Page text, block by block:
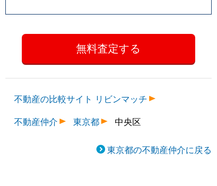
不動産の比較サイト リビンマッチ
不動産仲介
東京都 中央区
東京都の不動産仲介に戻る